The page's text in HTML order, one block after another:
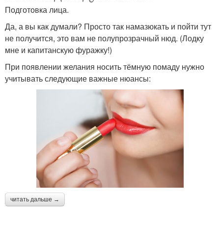
Подготовка лица.
Да, а вы как думали? Просто так намазюкать и пойти тут
не получится, это вам не полупрозрачный нюд. (Лодку
мне и капитанскую фуражку!)
При появлении желания носить тёмную помаду нужно
учитывать следующие важные нюансы:
читать дальше →